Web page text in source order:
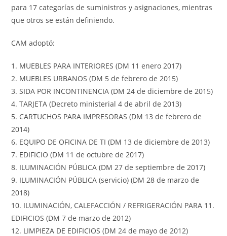
para 17 categorías de suministros y asignaciones, mientras
que otros se están definiendo.
CAM adoptó:
1. MUEBLES PARA INTERIORES (DM 11 enero 2017)
2. MUEBLES URBANOS (DM 5 de febrero de 2015)
3. SIDA POR INCONTINENCIA (DM 24 de diciembre de 2015)
4. TARJETA (Decreto ministerial 4 de abril de 2013)
5. CARTUCHOS PARA IMPRESORAS (DM 13 de febrero de
2014)
6. EQUIPO DE OFICINA DE TI (DM 13 de diciembre de 2013)
7. EDIFICIO (DM 11 de octubre de 2017)
8. ILUMINACIÓN PÚBLICA (DM 27 de septiembre de 2017)
9. ILUMINACIÓN PÚBLICA (servicio) (DM 28 de marzo de
2018)
10. ILUMINACIÓN, CALEFACCIÓN / REFRIGERACIÓN PARA 11.
EDIFICIOS (DM 7 de marzo de 2012)
12. LIMPIEZA DE EDIFICIOS (DM 24 de mayo de 2012)